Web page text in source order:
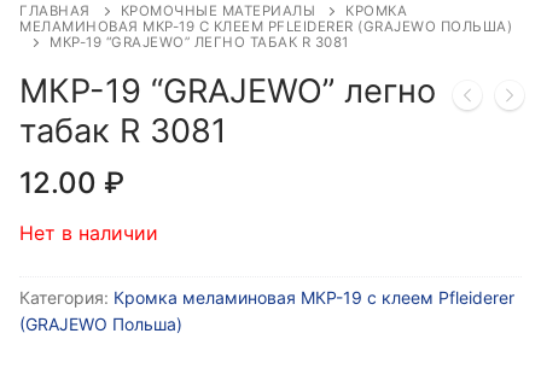
ГЛАВНАЯ КРОМОЧНЫЕ МАТЕРИАЛЫ
КРОМКА
МЕЛАМИНОВАЯ МКР-19 С КЛЕЕМ PFLEIDERER (GRAJEWO ПОЛЬША)
МКР-19 “GRAJEWO” ЛЕГНО ТАБАК R 3081
МКР-19 “GRAJEWO” легно
табак R 3081
12.00 ₽
Нет в наличии
Категория: Кромка меламиновая МКР-19 с клеем Pfleiderer
(GRAJEWO Польша)